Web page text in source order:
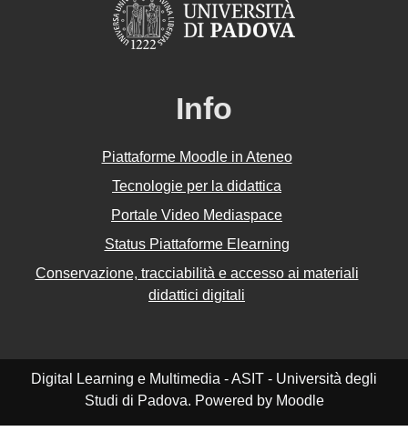
Info
Piattaforme Moodle in Ateneo
Tecnologie per la didattica
Portale Video Mediaspace
Status Piattaforme Elearning
Conservazione, tracciabilità e accesso ai materiali
didattici digitali
Digital Learning e Multimedia - ASIT - Università degli
Studi di Padova. Powered by Moodle